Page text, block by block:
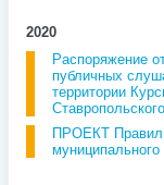
2020
Распоряжение
публичных
территории
ПРОЕКТ Правил
муниципального